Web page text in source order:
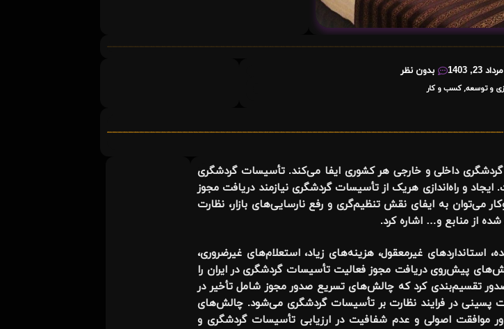
مرداد 23, 1403 بدون نظر
و توسعه,کسب و کار
داخلی و خارجی هر کشوری ایفا می‌کند. تأسیسات گردشگری
و راه‌اندازی هریک از تأسیسات گردشگری نیازمند دریافت مجوز
می‌توان به ایفای نقش تنظیم‌گری و رفع نارسایی‌های بازار، نظارت
از منابع و… اشاره کرد.
استانداردهای غیرمعقول، هزینه‌های زیاد، استعلام‌های غیرضروری،
پیش‌روی دریافت مجوز فعالیت تأسیسات گردشگری در ایران را
تقسیم‌بندی کرد که چالش‌های تسریع صدور مجوز شامل تأخیر در
پسینی در فرایند نظارت بر تأسیسات گردشگری می‌شود. چالش‌های
موافقت اصولی و عدم شفافیت در ارزیابی تأسیسات گردشگری و